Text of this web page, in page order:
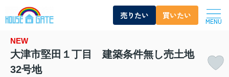
売りたい 買いたい
MENU
NEW
大津市堅田１丁目 建築条件無し売土地
32号地